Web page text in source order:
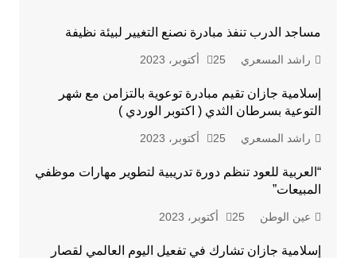
مساجد الدرب تنفذ مبادرة نصنع التغيير لبيئة نظيفة
راشد المسعري 25 أكتوبر، 2023
إسلامية جازان تقيم مبادرة توعوية بالتزامن مع شهر
التوعية بسرطان الثدي ( اكتوبر الوردي )
راشد المسعري 25 أكتوبر، 2023
“العربية للعود تنظم دورة تدريبية لتطوير مهارات موظفي
المبيعات”
عين الوطن 25 أكتوبر، 2023
إسلامية جازان تشارك في تفعيل اليوم العالمي لقصار